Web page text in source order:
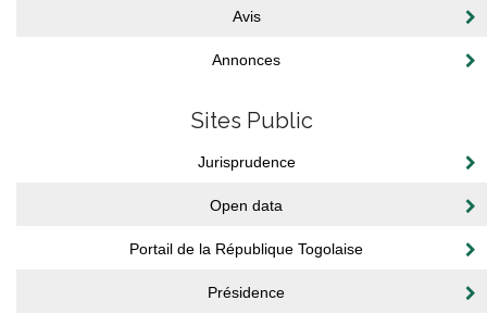
Avis
Annonces
Sites Public
Jurisprudence
Open data
Portail de la République Togolaise
Présidence